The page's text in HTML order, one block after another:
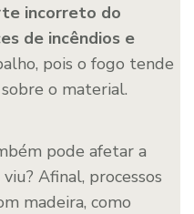
incorreto do
de incêndios e
pois o fogo tende
o material.
pode afetar a
Afinal, processos
madeira, como